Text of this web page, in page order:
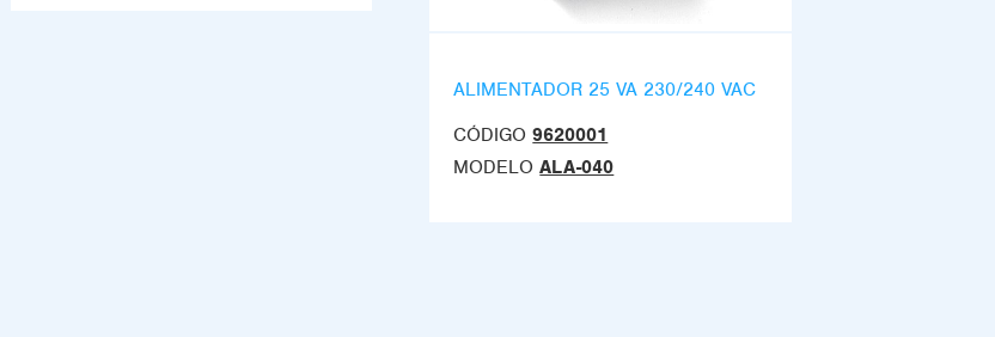
ALIMENTADOR 25 VA 230/240 VAC
CÓDIGO 9620001
MODELO ALA-040